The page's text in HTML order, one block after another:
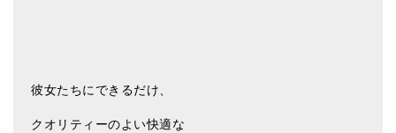
彼女たちにできるだけ、
クオリティーのよい快適な